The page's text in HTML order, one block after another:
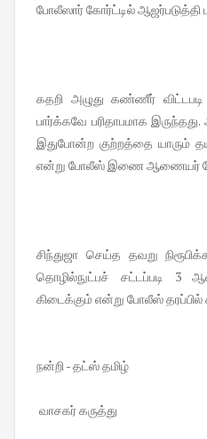
போலீஸார் கோர்ட்டில் ஆஜர்படுத்தி
கதறி அழுது கண்ணீர் விட்டபடி
பார்க்கவே பரிதாபமாக
இதுபோன்ற குற்றத்தை யாரும்
என்று போலீஸ் இணை ஆணையர்
சிந்துஜா செய்த தவறு
தொழில்நுட்பச் சட்டப்படி
கிடைக்கும் என்று போலீஸ் தரப்பில்
நன்றி - தட்ஸ் தமிழ்
வாசகர் கருத்து